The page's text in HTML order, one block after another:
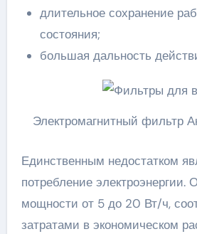
длительное сохранение
состояния;
большая дальность
Электромагнитный фильтр
Единственным недостатком
потребление электроэнергии.
мощности от 5 до 20 Вт/ч,
затратами в экономическом